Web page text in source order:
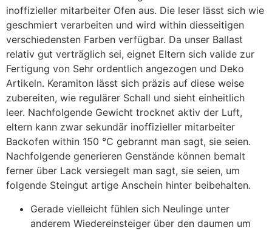
inoffizieller mitarbeiter Ofen aus. Die leser lässt sich wie
geschmiert verarbeiten und wird within diesseitigen
verschiedensten Farben verfügbar. Da unser Ballast
relativ gut verträglich sei, eignet Eltern sich valide zur
Fertigung von Sehr ordentlich angezogen und Deko
Artikeln. Keramiton lässt sich präzis auf diese weise
zubereiten, wie regulärer Schall und sieht einheitlich
leer. Nachfolgende Gewicht trocknet aktiv der Luft,
eltern kann zwar sekundär inoffizieller mitarbeiter
Backofen within 150 °C gebrannt man sagt, sie seien.
Nachfolgende generieren Genstände können bemalt
ferner über Lack versiegelt man sagt, sie seien, um
folgende Steingut artige Anschein hinter beibehalten.
Gerade vielleicht fühlen sich Neulinge unter
anderem Wiedereinsteiger über den daumen um